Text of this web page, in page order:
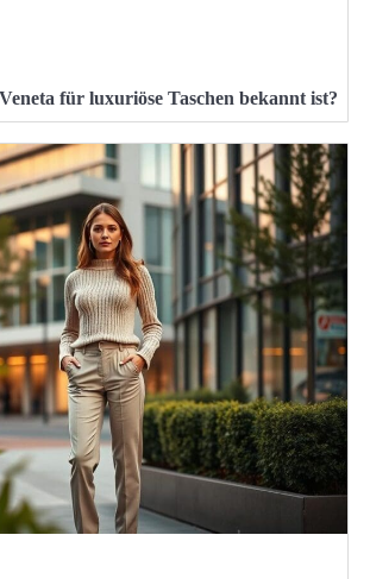
für luxuriöse Taschen bekannt ist?